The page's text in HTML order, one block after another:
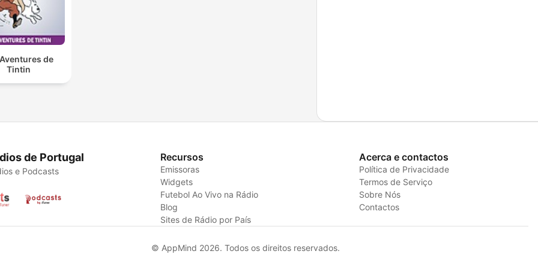
de
Tintin
de Portugal
e Podcasts
Recursos
Emissoras
Widgets
Futebol Ao Vivo na Rádio
Blog
Sites de Rádio por País
Acerca e contactos
Política de Privacidade
Termos de Serviço
Sobre Nós
Contactos
© AppMind 2026. Todos os direitos reservados.